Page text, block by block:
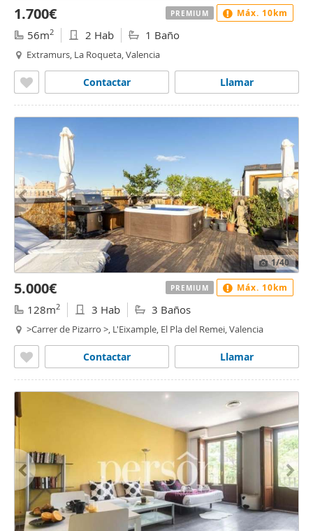
1.700€
56m2 2 Hab 1 Baño
Extramurs, La Roqueta, Valencia
Llamar
Contactar
PREMIUM Máx. 10km
1/40
5.000€
128m2 3 Hab 3 Baños
>Carrer de Pizarro >, L'Eixample, El Pla del Remei, Valencia
Llamar
Contactar
PREMIUM Máx. 10km